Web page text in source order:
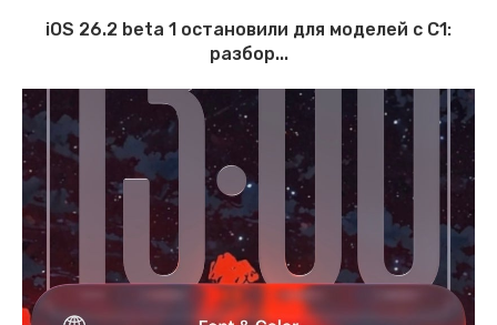
iOS 26.2 beta 1 остановили для моделей с C1:
разбор...